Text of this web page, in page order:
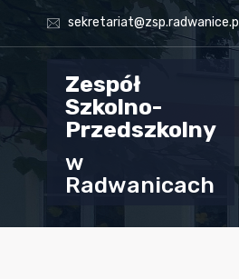
sekretariat@zsp.radwanice.pl
Zespół
Szkolno-
Przedszkolny
w
Radwanicach